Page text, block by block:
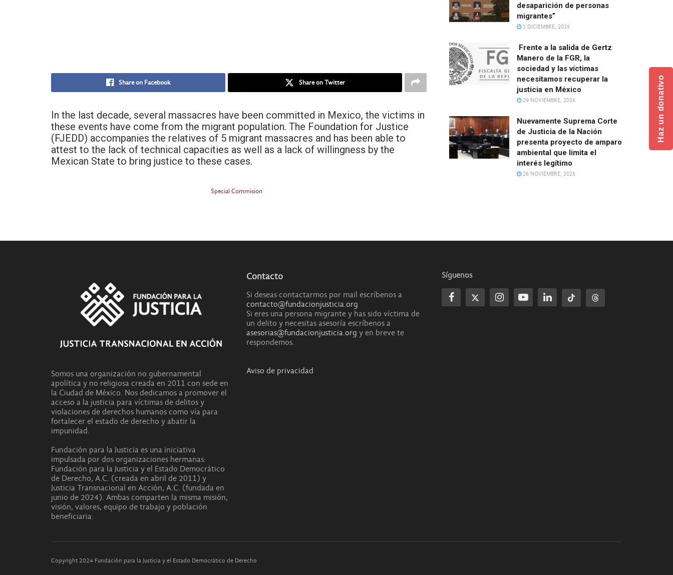
Share on Facebook Share on Twitter
In the last decade, several massacres have been committed in Mexico, the victims in
these events have come from the migrant population. The Foundation for Justice
(FJEDD) accompanies the relatives of 5 migrant massacres and has been able to
attest to the lack of technical capacities as well as a lack of willingness by the
Mexican State to bring justice to these cases.
Special Commision
desaparición de personas
migrantes”
1 DICIEMBRE, 2025
Frente a la salida de Gertz
Manero de la FGR, la
sociedad y las víctimas
necesitamos recuperar la
justicia en México
29 NOVIEMBRE, 2025
Nuevamente Suprema Corte
de Justicia de la Nación
presenta proyecto de amparo
ambiental que limita el
interés legítimo
26 NOVIEMBRE, 2025
Somos una organización no gubernamental
apolítica y no religiosa creada en 2011 con sede en
la Ciudad de México. Nos dedicamos a promover el
acceso a la justicia para víctimas de delitos y
violaciones de derechos humanos como vía para
fortalecer el estado de derecho y abatir la
impunidad.
Fundación para la Justicia es una iniciativa
impulsada por dos organizaciones hermanas:
Fundación para la Justicia y el Estado Democrático
de Derecho, A.C. (creada en abril de 2011) y
Justicia Transnacional en Acción, A.C. (fundada en
junio de 2024). Ambas comparten la misma misión,
visión, valores, equipo de trabajo y población
beneficiaria.
Contacto
Si deseas contactarmos por mail escríbenos a
contacto@fundacionjusticia.org
Si eres una persona migrante y has sido víctima de
un delito y necesitas asesoría escríbenos a
asesorias@fundacionjusticia.org y en breve te
respondemos.
Aviso de privacidad
Síguenos
Copyright 2024 Fundación para la Justicia y el Estado Democrático de Derecho
Haz un donativo